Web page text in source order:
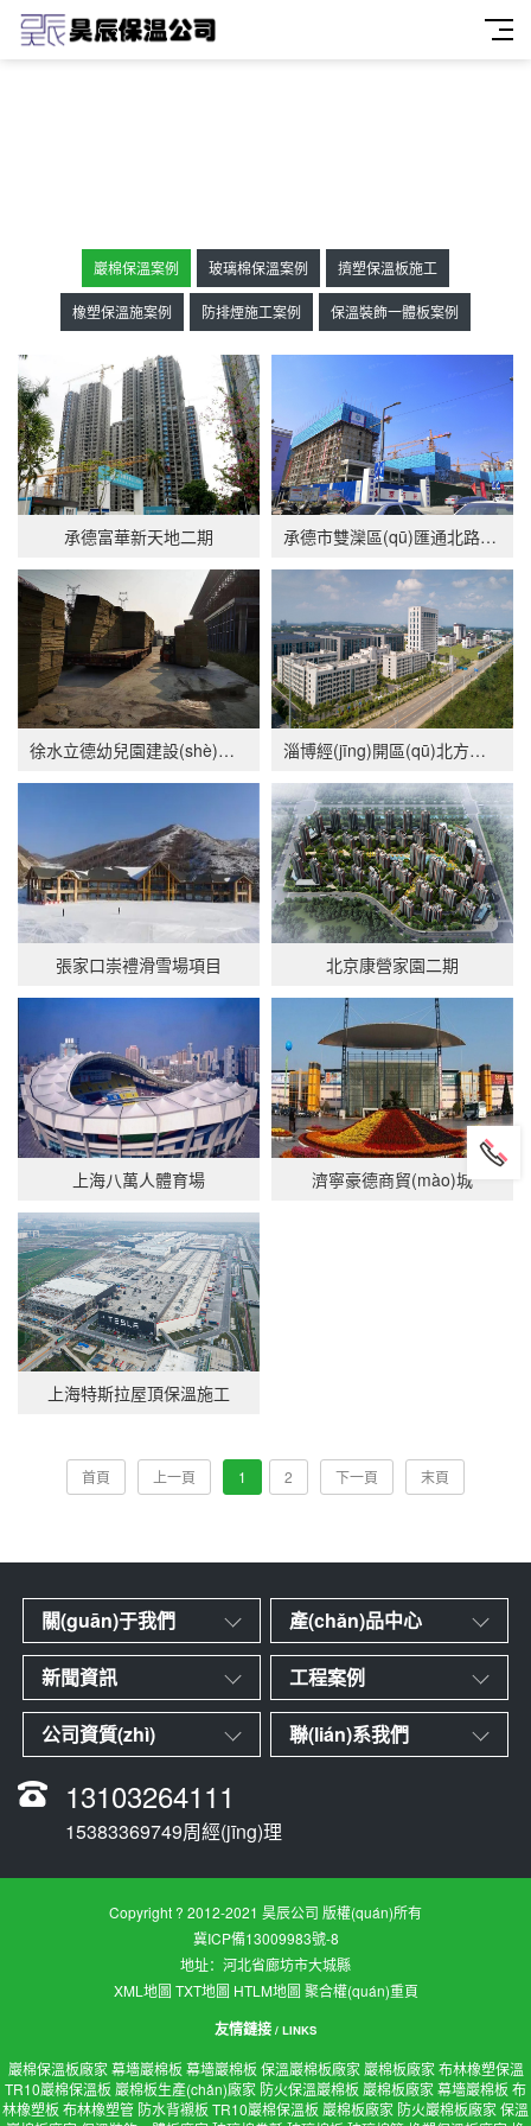
巖棉保溫案例 玻璃棉保溫案例 擠塑保溫板施工
橡塑保溫施案例 防排煙施工案例 保溫裝飾一體板案例
承德富華新天地二期 承德市雙灤區(qū)匯通北路熙璟天著項目
徐水立德幼兒園建設(shè)項目 淄博經(jīng)開區(qū)北方健康食品產(chǎn)業(yè)園項目暨預制菜產(chǎn)業(yè)中 心（一期）
張家口崇禮滑雪場項目 北京康營家園二期
上海八萬人體育場 濟寧豪德商貿(mào)城
上海特斯拉屋頂保溫施工
首頁 上一頁 1 2 下一頁 末頁
關(guān)于我們 產(chǎn)品中心
新聞資訊 工程案例
公司資質(zhì) 聯(lián)系我們
13103264111
15383369749周經(jīng)理
Copyright ? 2012-2021 昊辰公司 版權(quán)所有
冀ICP備13009983號-8
地址：河北省廊坊市大城縣
XML地圖 TXT地圖 HTLM地圖 聚合權(quán)重頁
友情鏈接 / LINKS
巖棉保溫板廠家 幕墻巖棉板 幕墻巖棉板 保溫巖棉板廠家 巖棉板廠家 布林橡塑保溫
TR10巖棉保溫板 巖棉板生產(chǎn)廠家 防火保溫巖棉板 巖棉板廠家 幕墻巖棉板 布
林橡塑板 布林橡塑管 防水背襯板 TR10巖棉保溫板 巖棉板廠家 防火巖棉板廠家 保溫